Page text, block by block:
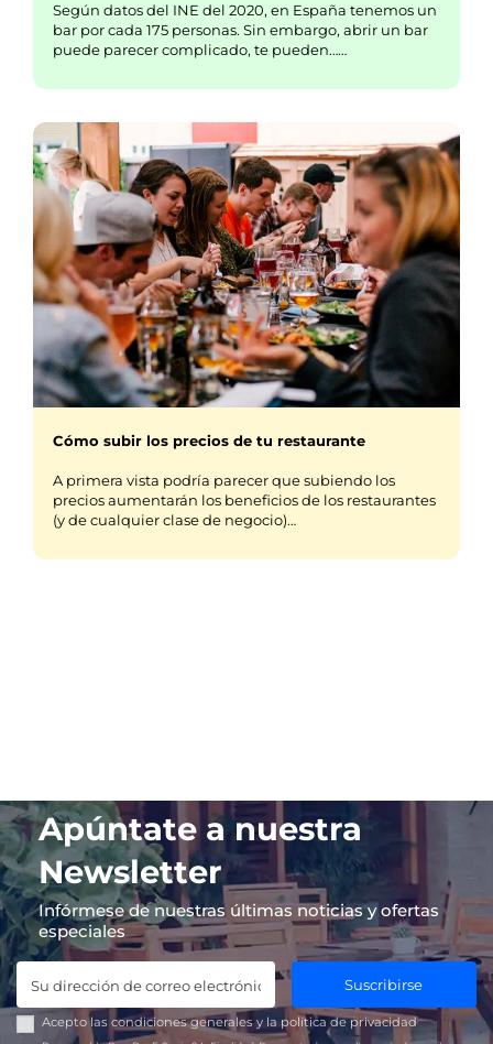
Según datos del INE del 2020, en España tenemos un
bar por cada 175 personas. Sin embargo, abrir un bar
puede parecer complicado, te pueden……
Cómo subir los precios de tu restaurante
A primera vista podría parecer que subiendo los
precios aumentarán los beneficios de los restaurantes
(y de cualquier clase de negocio)…
Apúntate a nuestra
Newsletter
Infórmese de nuestras últimas noticias y ofertas
especiales
Suscribirse
Acepto las condiciones generales y lapolítica de privacidad